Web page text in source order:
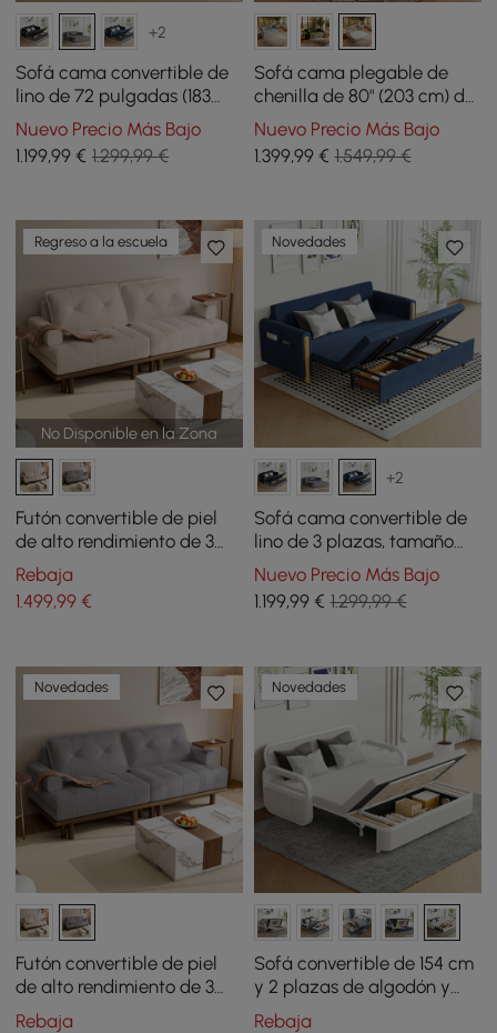
+2
Sofá cama convertible de
lino de 72 pulgadas (183
cm) de largo, para 2
personas
Nuevo Precio Más Bajo
1.199,99 € 1.299,99 €
Sofá cama plegable de
chenilla de 80" (203 cm) de
tamaño Queen con 3
plazas y funda extraíble
Nuevo Precio Más Bajo
1.399,99€ 1.549,99 €
No Disponible en la Zona
Regreso a la escuela
Futón convertible de piel
de alto rendimiento de 3
plazas con mesa auxiliar
Rebaja
1.499,99 €
Novedades
+2
Sofá cama convertible de
lino de 3 plazas, tamaño
queen, 82 pulgadas
Nuevo Precio Más Bajo
1.199,99€ 1.299,99 €
Novedades
Futón convertible de piel
de alto rendimiento de 3
plazas con mesa auxiliar
Rebaja
Novedades
Sofá convertible de 154 cm
y 2 plazas de algodón y
lino con almacenamiento
Rebaja